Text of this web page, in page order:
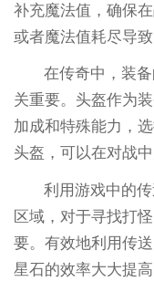
补充魔法值，确保
或者魔法值耗尽导致
在传奇中，装
关重要。头盔作为
加成和特殊能力，
头盔，可以在对战中
利用游戏中的
区域，对于寻找打
要。有效地利用传
星石的效率大大提高